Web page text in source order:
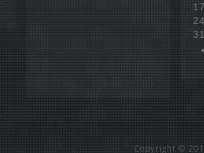
17
24
31
Copyright ©